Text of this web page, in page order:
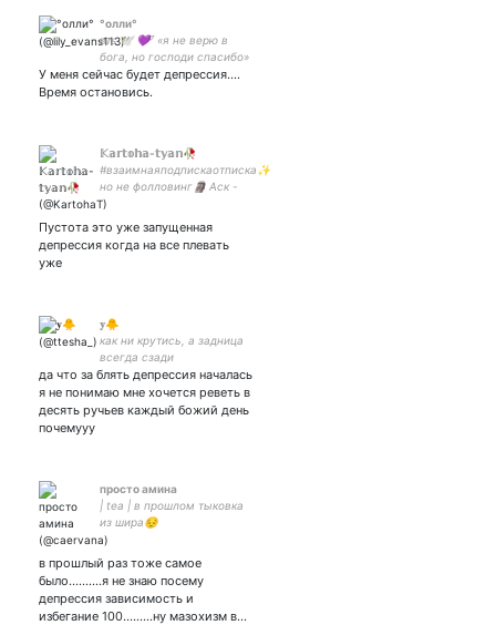
°олли°
ʙᴛs 🕊️ 💜⁷ «я не верю в
бога, но господи спасибо»
🌙 ʟɪғᴇ ɢᴏᴇs ＯＮ
У меня сейчас будет депрессия....
Время остановись.
𝕂𝕒𝕣𝕥𝕠𝕙𝕒-𝕥𝕪𝕒𝕟🥀
#взаимнаяподпискаотписка✨
но не фолловинг🗿 Аск -
HotIcee777😈 Мы будем
Пустота это уже запущенная
депрессия когда на все плевать
уже
𝐲🐥
как ни крутись, а задница
всегда сзади
да что за блять депрессия началась
я не понимаю мне хочется реветь в
десять ручьев каждый божий день
почемууу
просто амина
| tea | в прошлом тыковка
из шира😔
в прошлый раз тоже самое
было..........я не знаю посему
депрессия зависимость и
избегание 100.........ну мазохизм в…